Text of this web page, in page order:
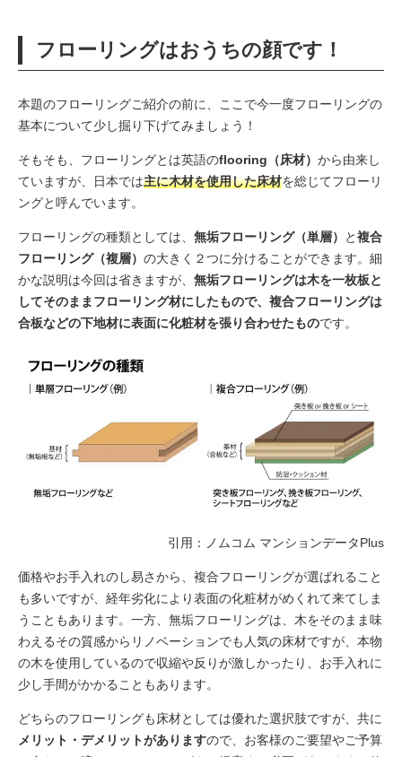
フローリングはおうちの顔です！
本題のフローリングご紹介の前に、ここで今一度フローリングの
基本について少し掘り下げてみましょう！
そもそも、フローリングとは英語のflooring（床材） から由来し
ていますが、日本では主に木材を使用した床材を総じてフローリ
ングと呼んでいます。
フローリングの種類としては、 無垢フローリング（単層） と複合
フローリング（複層） の大きく２つに分けることができます。細
かな説明は今回は省きますが、 無垢フローリングは木を一枚板と
してそのままフローリング材にしたもので、複合フローリングは
合板などの下地材に表面に化粧材を張り合わせたものです。
引用： ノムコム マンションデータPlus
価格やお手入れのし易さから、複合フローリングが選ばれること
も多いですが、経年劣化により表面の化粧材がめくれて来てしま
うこともあります。一方、無垢フローリングは、木をそのまま味
わえるその質感からリノベーションでも人気の床材ですが、本物
の木を使用しているので収縮や反りが激しかったり、お手入れに
少し手間がかかることもあります。
どちらのフローリングも床材としては優れた選択肢ですが、共に
メリット・デメリットがありますので、お客様のご要望やご予算